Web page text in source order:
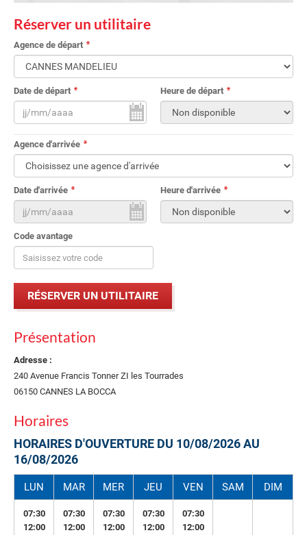
Réserver un utilitaire
Agence de départ
Date de départ Heure de départ
Agence d'arrivée
Date d'arrivée Heure d'arrivée
Code avantage
Présentation
Adresse :
240 Avenue Francis Tonner ZI les Tourrades
06150 CANNES LA BOCCA
Horaires
HORAIRES D'OUVERTURE DU 10/08/2026 AU
16/08/2026
LUN MAR MER JEU VEN SAM DIM
07:30
12:00
07:30
12:00
07:30
12:00
07:30
12:00
07:30
12:00